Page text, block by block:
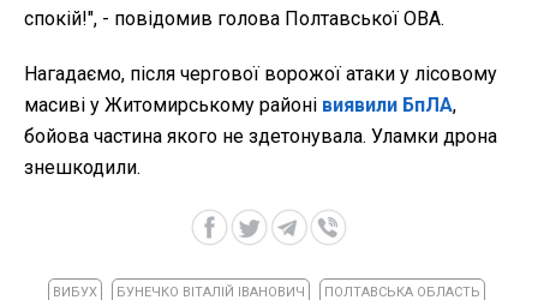
спокій!", - повідомив голова Полтавської ОВА.
Нагадаємо, після чергової ворожої атаки у лісовому
масиві у Житомирському районі виявили БпЛА,
бойова частина якого не здетонувала. Уламки дрона
знешкодили.
ВИБУХ БУНЕЧКО ВІТАЛІЙ ІВАНОВИЧ ПОЛТАВСЬКА ОБЛАСТЬ